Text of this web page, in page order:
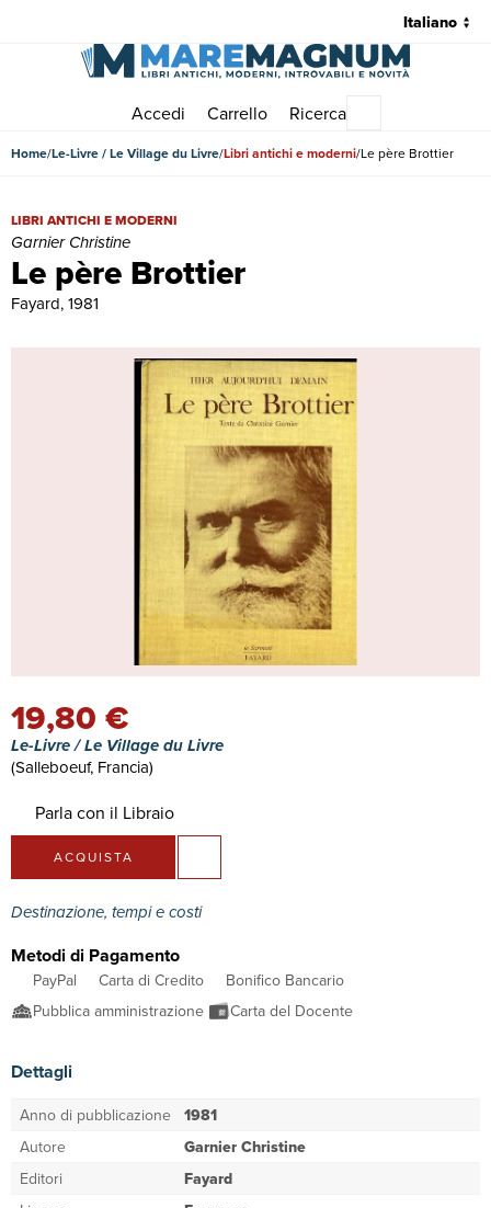
Accedi Carrello Ricerca
Home Le-Livre / Le Village du Livre Libri antichi e moderni Le père Brottier
Le père Brottier
Le père Brottier | Libri antichi e moderni | Garnier Christine
LIBRI ANTICHI E MODERNI
Garnier Christine
Fayard, 1981
19,80 €
Le-Livre / Le Village du Livre
(Salleboeuf, Francia)
Parla con il Libraio
ACQUISTA
Destinazione, tempi e costi
Metodi di Pagamento
PayPal Carta di Credito
Bonifico Bancario
Pubblica amministrazione
Carta del Docente
Dettagli
Anno di pubblicazione 1981
Autore
Garnier Christine
Editori
Fayard